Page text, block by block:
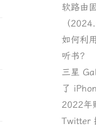
软路由
（
如何利
听书？
三星
了
2022年
Twitter